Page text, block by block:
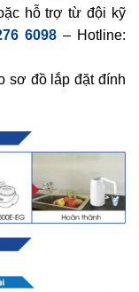
hỗ trợ từ đội kỹ
6098 – Hotline:
sơ đồ lắp đặt đính